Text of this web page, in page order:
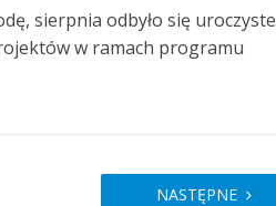
sierpnia odbyło się uroczyste
w ramach programu
NASTĘPNE